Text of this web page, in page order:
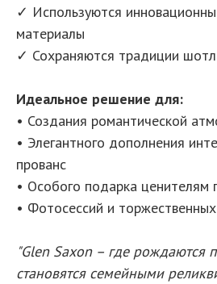
✓ Используются
материалы
✓ Сохраняются традиции
Идеальное решение для:
• Создания романтической
• Элегантного дополнения
прованс
• Особого подарка ценителям
• Фотосессий и
"Glen Saxon – где рождаются
становятся семейными